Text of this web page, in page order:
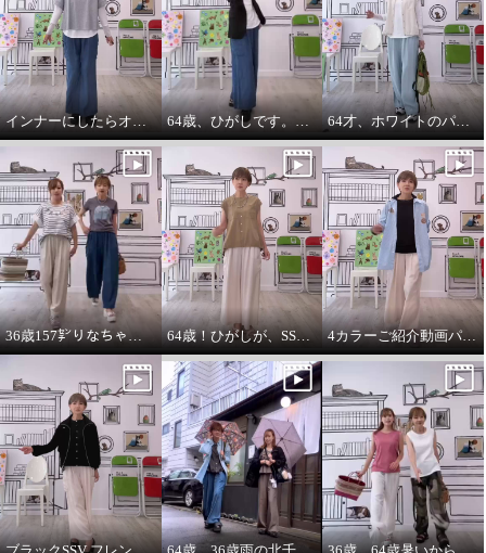
インナーにしたらオールシーズンいけます。インナーパーカー❤️ 64歳、ひがしです。わたしの時代は、やっぱりジャケットにパーカーを出す‼️ 64才、ホワイトのパーカーインナーはスタイリングに万能です。
36歳157㌢りなちゃんは60㌢丈、64歳163㌢のひがしは65㌢丈を履く 64歳！ひがしが、SSVのベスト最高！推し‼️コーデ 4カラーご紹介動画パーカー付きのインナーは、凄い使えます。